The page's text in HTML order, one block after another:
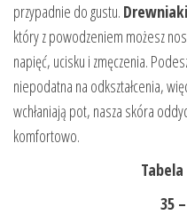
przypadnie do gustu.
który z powodzeniem możesz
napięć, ucisku i zmęczenia.
niepodatna na odkształcenia,
wchłaniają pot, nasza skóra
komfortowo.
35